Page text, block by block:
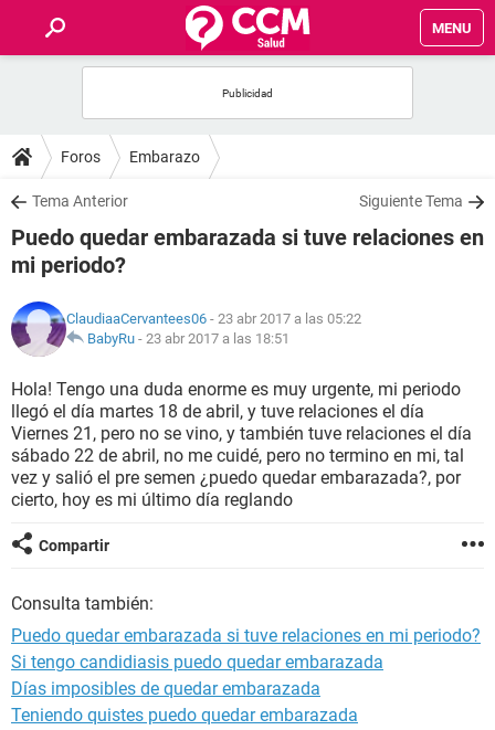
MENU
FOROS
SALUD
FAMILIA
NUTRICIÓN
SEXUALIDAD
GLOSARIO
Foros Embarazo
Tema Anterior Siguiente Tema
Puedo quedar embarazada si tuve relaciones en
mi periodo?
ClaudiaaCervantees06 - 23 abr 2017 a las 05:22
BabyRu - 23 abr 2017 a las 18:51
Hola! Tengo una duda enorme es muy urgente, mi periodo
llegó el día martes 18 de abril, y tuve relaciones el día
Viernes 21, pero no se vino, y también tuve relaciones el día
sábado 22 de abril, no me cuidé, pero no termino en mi, tal
vez y salió el pre semen ¿puedo quedar embarazada?, por
cierto, hoy es mi último día reglando
Compartir
Consulta también:
Puedo quedar embarazada si tuve relaciones en mi periodo?
Si tengo candidiasis puedo quedar embarazada
Días imposibles de quedar embarazada
Teniendo quistes puedo quedar embarazada